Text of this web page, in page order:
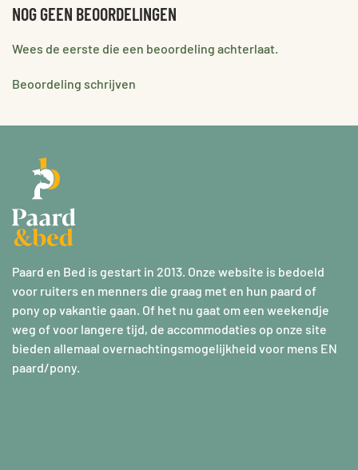
NOG GEEN BEOORDELINGEN
Wees de eerste die een beoordeling achterlaat.
Beoordeling schrijven
Paard en Bed is gestart in 2013. Onze website is bedoeld
voor ruiters en menners die graag met en hun paard of
pony op vakantie gaan. Of het nu gaat om een weekendje
weg of voor langere tijd, de accommodaties op onze site
bieden allemaal overnachtingsmogelijkheid voor mens EN
paard/pony.